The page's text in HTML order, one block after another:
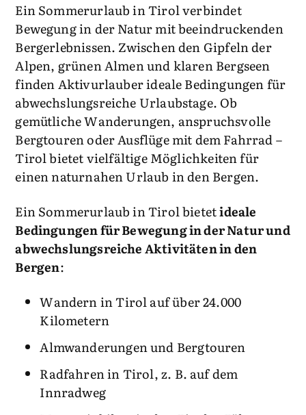
Ein Sommerurlaub in Tirol verbindet
Bewegung in der Natur mit beeindruckenden
Bergerlebnissen. Zwischen den Gipfeln der
Alpen, grünen Almen und klaren Bergseen
finden Aktivurlauber ideale Bedingungen für
abwechslungsreiche Urlaubstage. Ob
gemütliche Wanderungen, anspruchsvolle
Bergtouren oder Ausflüge mit dem Fahrrad –
Tirol bietet vielfältige Möglichkeiten für
einen naturnahen Urlaub in den Bergen.
Ein Sommerurlaub in Tirol bietetideale
Bedingungen für Bewegung in der Natur und
abwechslungsreiche Aktivitäten in den
Bergen:
Wandern in Tirol auf über 24.000
Kilometern
Almwanderungen und Bergtouren
Radfahren in Tirol, z. B. auf dem
Innradweg